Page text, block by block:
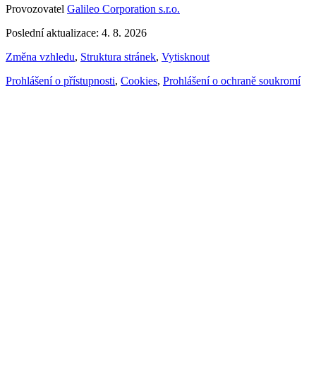
Provozovatel Galileo Corporation s.r.o.
Poslední aktualizace: 4. 8. 2026
Změna vzhledu, Struktura stránek, Vytisknout
Prohlášení o přístupnosti, Cookies, Prohlášení o ochraně soukromí